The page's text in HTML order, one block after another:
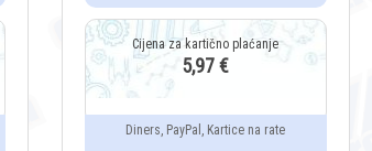
5,97 €
Diners, PayPal, Kartice na rate